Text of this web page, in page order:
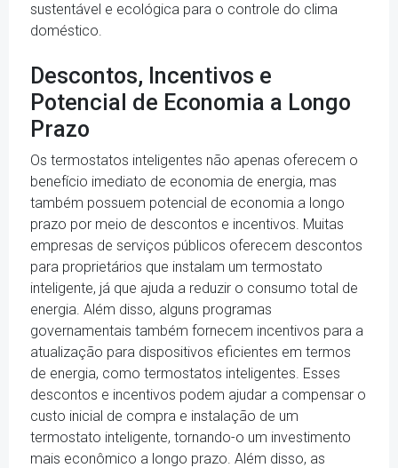
sustentável e ecológica para o controle do clima
doméstico.
Descontos, Incentivos e
Potencial de Economia a Longo
Prazo
Os termostatos inteligentes não apenas oferecem o
benefício imediato de economia de energia, mas
também possuem potencial de economia a longo
prazo por meio de descontos e incentivos. Muitas
empresas de serviços públicos oferecem descontos
para proprietários que instalam um termostato
inteligente, já que ajuda a reduzir o consumo total de
energia. Além disso, alguns programas
governamentais também fornecem incentivos para a
atualização para dispositivos eficientes em termos
de energia, como termostatos inteligentes. Esses
descontos e incentivos podem ajudar a compensar o
custo inicial de compra e instalação de um
termostato inteligente, tornando-o um investimento
mais econômico a longo prazo. Além disso, as